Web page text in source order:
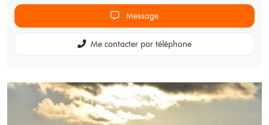
Message
Me contacter par téléphone